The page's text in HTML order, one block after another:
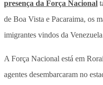
presença da Força Nacional
de Boa Vista e Pacaraima, os
imigrantes vindos da
A Força Nacional está em
agentes desembarcaram no